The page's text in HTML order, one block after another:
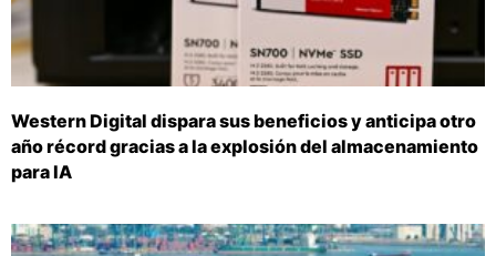
Western Digital dispara sus beneficios y anticipa otro
año récord gracias a la explosión del almacenamiento
para IA